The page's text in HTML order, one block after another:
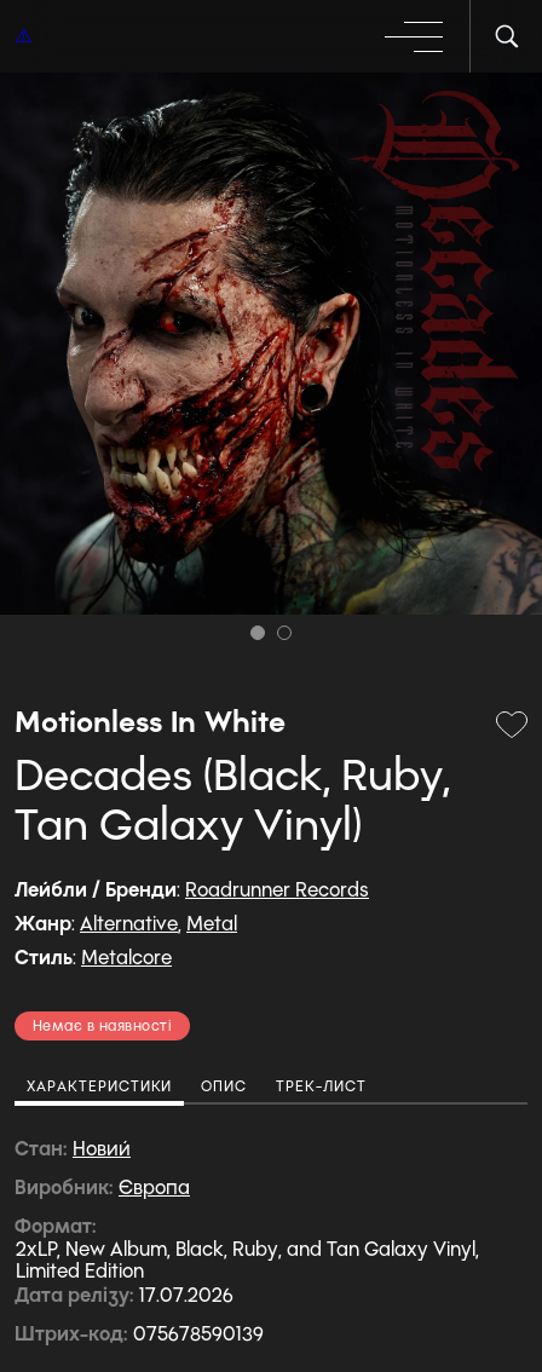
Motionless In White
Decades (Black, Ruby,
Tan Galaxy Vinyl)
Лейбли / Бренди: Roadrunner Records
Жанр: Alternative, Metal
Стиль: Metalcore
Немає в наявності
ХАРАКТЕРИСТИКИ ОПИС ТРЕК-ЛИСТ
Стан Новий
Виробник Європа
Формат
2xLP, New Album, Black, Ruby, and Tan Galaxy Vinyl,
Limited Edition
Дата релізу 17.07.2026
Штрих-код 075678590139